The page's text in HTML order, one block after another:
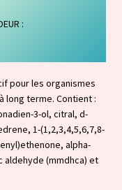
:
pour les organismes
long terme. Contient :
3-ol, citral, d-
1-(1,2,3,4,5,6,7,8-
alpha-
aldehyde (mmdhca) et